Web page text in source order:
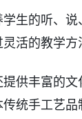
生的听、
活的教学方
提供丰富的
传统手工艺